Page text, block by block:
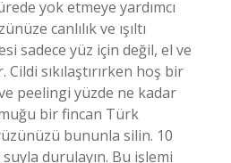
yok etmeye yardımcı
canlılık ve ışıltı
sadece yüz için değil, el ve
sıkılaştırırken hoş bir
peelingi yüzde ne kadar
bir fincan Türk
bununla silin. 10
durulayın. Bu işlemi